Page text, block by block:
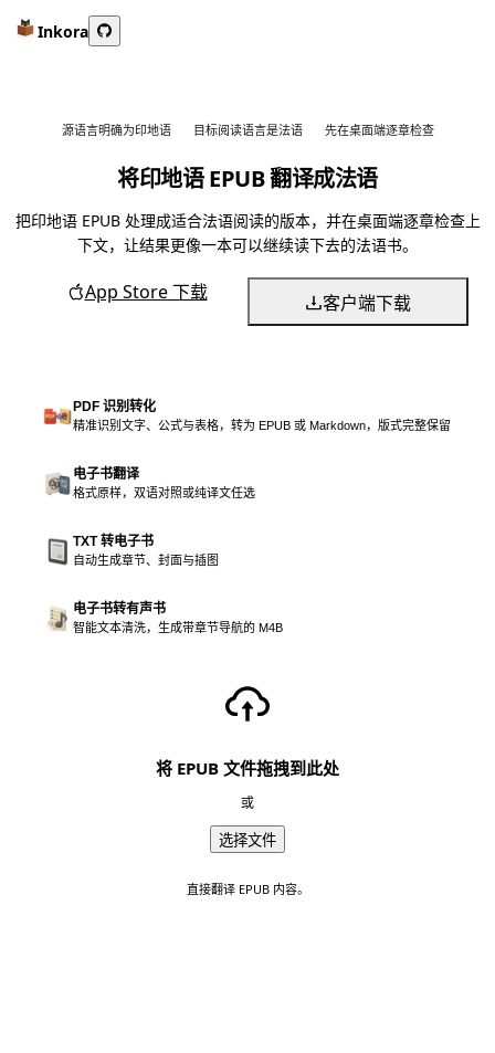
Inkora
源语言明确为印地语 目标阅读语言是法语 先在桌面端逐章检查
将印地语 EPUB 翻译成法语
把印地语 EPUB 处理成适合法语阅读的版本，并在桌面端逐章检查上
下文，让结果更像一本可以继续读下去的法语书。
App Store 下载 客户端下载
PDF 识别转化
精准识别文字、公式与表格，转为 EPUB 或 Markdown，版式完整保留
电子书翻译
格式原样，双语对照或纯译文任选
TXT 转电子书
自动生成章节、封面与插图
电子书转有声书
智能文本清洗，生成带章节导航的 M4B
将 EPUB 文件拖拽到此处
或
选择文件
直接翻译 EPUB 内容。